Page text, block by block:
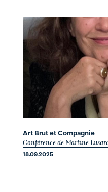
Art Brut et Compagnie
Conférence de Martine
18.09.2025